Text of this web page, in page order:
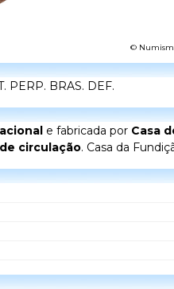
©
PERP. BRAS. DEF.
e fabricada por Casa
circulação. Casa da